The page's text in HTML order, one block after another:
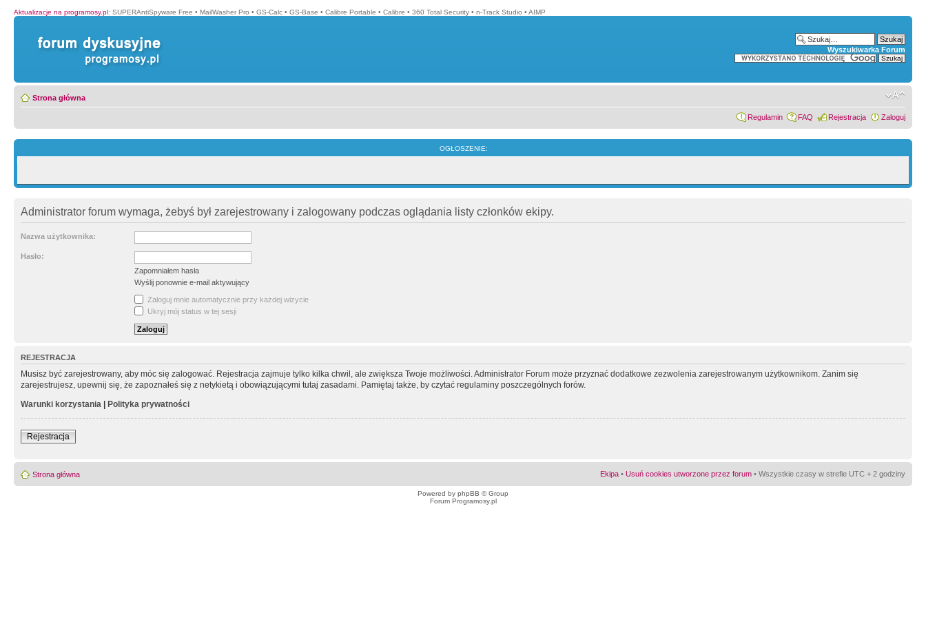
Aktualizacje na programosy.pl: SUPERAntiSpyware Free • MailWasher Pro • GS-Calc • GS-Base • Calibre Portable • Calibre • 360 Total Security • n-Track Studio • AIMP
Wyszukiwarka Forum
Strona główna
Regulamin FAQ Rejestracja Zaloguj
OGŁOSZENIE:
Administrator forum wymaga, żebyś był zarejestrowany i zalogowany podczas oglądania listy członków ekipy.
Nazwa użytkownika:
Hasło:
Zapomniałem hasła
Wyślij ponownie e-mail aktywujący
Zaloguj mnie automatycznie przy każdej wizycie
Ukryj mój status w tej sesji
REJESTRACJA
Musisz być zarejestrowany, aby móc się zalogować. Rejestracja zajmuje tylko kilka chwil, ale zwiększa Twoje możliwości. Administrator Forum może przyznać dodatkowe zezwolenia zarejestrowanym użytkownikom. Zanim się
zarejestrujesz, upewnij się, że zapoznałeś się z netykietą i obowiązującymi tutaj zasadami. Pamiętaj także, by czytać regulaminy poszczególnych forów.
Warunki korzystania | Polityka prywatności
Rejestracja
Strona główna Ekipa • Usuń cookies utworzone przez forum • Wszystkie czasy w strefie UTC + 2 godziny
Powered by phpBB © Group
Forum Programosy.pl